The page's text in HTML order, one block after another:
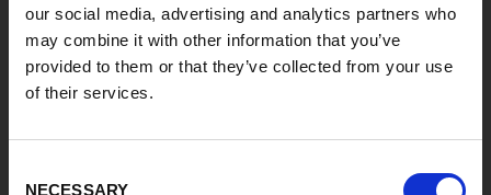
our social media, advertising and analytics partners who
may combine it with other information that you’ve
provided to them or that they’ve collected from your use
of their services.
NECESSARY
Hay kits de chasis adecuados para la MF-09.
La maleta de alimentación de hilo se
suministra de fábrica con guías de
deslizamiento, pero también se puede
instalar un kit de ruedas de 65 mm o un